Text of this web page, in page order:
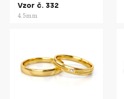
Vzor č. 332
4.5mm